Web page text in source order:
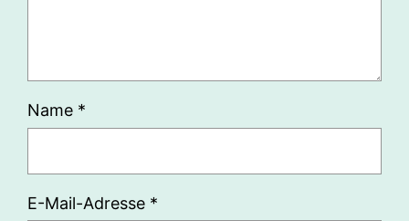
Name *
E-Mail-Adresse *